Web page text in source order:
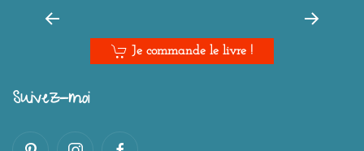
Je commande le livre !
Suivez-moi